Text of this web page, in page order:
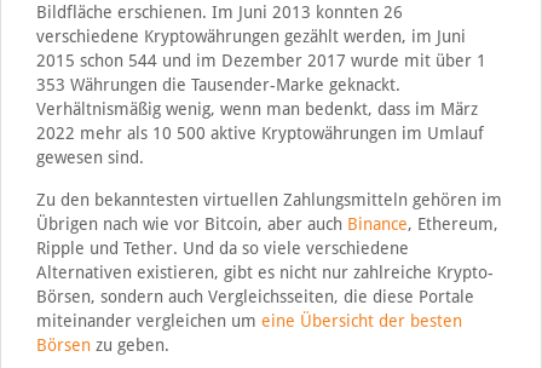
Bildfläche erschienen. Im Juni 2013 konnten 26
verschiedene Kryptowährungen gezählt werden, im Juni
2015 schon 544 und im Dezember 2017 wurde mit über 1
353 Währungen die Tausender-Marke geknackt.
Verhältnismäßig wenig, wenn man bedenkt, dass im März
2022 mehr als 10 500 aktive Kryptowährungen im Umlauf
gewesen sind.
Zu den bekanntesten virtuellen Zahlungsmitteln gehören im
Übrigen nach wie vor Bitcoin, aber auch Binance, Ethereum,
Ripple und Tether. Und da so viele verschiedene
Alternativen existieren, gibt es nicht nur zahlreiche Krypto-
Börsen, sondern auch Vergleichsseiten, die diese Portale
miteinander vergleichen um eine Übersicht der besten
Börsenzu geben.